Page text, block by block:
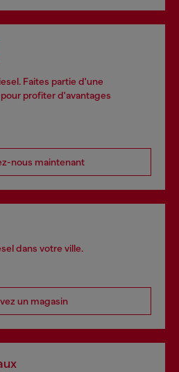
Faites partie d'une
profiter d'avantages
nous maintenant
dans votre ville.
un magasin